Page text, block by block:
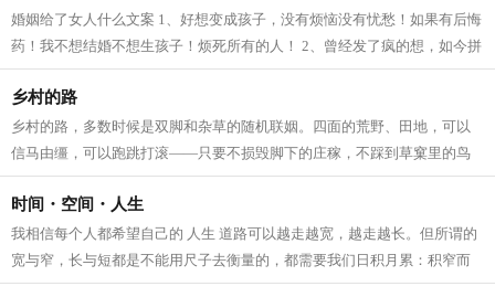
婚姻给了女人什么文案 1、好想变成孩子，没有烦恼没有忧愁！如果有后悔
药！我不想结婚不想生孩子！烦死所有的人！ 2、曾经发了疯的想，如今拼
了命的忘。 3、大部分男一女在婚后...
乡村的路
乡村的路，多数时候是双脚和杂草的随机联姻。四面的荒野、田地，可以
信马由缰，可以跑跳打滚——只要不损毁脚下的庄稼，不踩到草窠里的鸟
窝。窄窄的田埂，没膝的荒草，甚至交...
时间・空间・人生
我相信每个人都希望自己的 人生 道路可以越走越宽，越走越长。但所谓的
宽与窄，长与短都是不能用尺子去衡量的，都需要我们日积月累：积窄而
宽，积短而长。学过哲学的都知道，...